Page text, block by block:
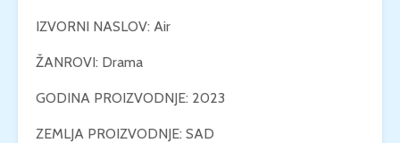
IZVORNI NASLOV: Air
ŽANROVI: Drama
GODINA PROIZVODNJE: 2023
ZEMLJA PROIZVODNJE: SAD